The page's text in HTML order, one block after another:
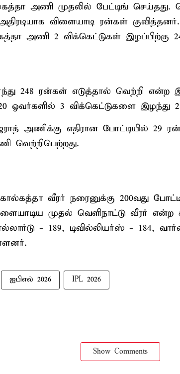
அணி முதலில் பேட்டிங்
விளையாடி ரன்கள்
அணி 2 விக்கெட்டுகள் இழப்பிற்கு
248 ரன்கள் எடுத்தால் வெற்றி என்ற
ஓவர்களில் 3 விக்கெட்டுகளை இழந்து
அணிக்கு எதிரான போட்டியில் 29
வெற்றிபெற்றது.
வீரர் நரைனுக்கு 200வது
முதல் வெளிநாட்டு வீரர்
- 189, டிவில்லியர்ஸ் - 184,
ஐபிஎல் 2026 IPL 2026
Show Comments